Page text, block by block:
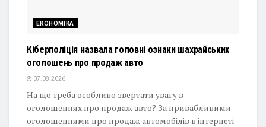
ЕКОНОМІКА
Кіберполіція назвала головні ознаки шахрайських
оголошень про продаж авто
07.08.2026
На що треба особливо звертати увагу в
оголошеннях про продаж авто? За привабливими
оголошеннями про продаж автомобілів в інтернеті